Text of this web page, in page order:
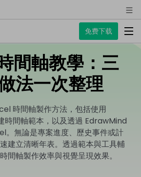
免费下载
EdrawMax
多合一圖表軟體
EdrawMind
心智圖與腦力激盪工具
區
間軸教學：三
法一次整理
時間軸製作方法，包括使用
間軸範本，以及透過 EdrawMind
。無論是專案進度、歷史事件或計
建立清晰年表。透過範本與工具輔
間軸製作效率與視覺呈現效果。